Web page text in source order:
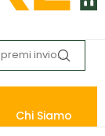
Chi Siamo